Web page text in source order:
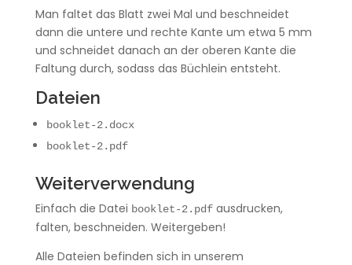
Man faltet das Blatt zwei Mal und beschneidet
dann die untere und rechte Kante um etwa 5 mm
und schneidet danach an der oberen Kante die
Faltung durch, sodass das Büchlein entsteht.
Dateien
booklet-2.docx
booklet-2.pdf
Weiterverwendung
Einfach die Datei booklet-2.pdfausdrucken,
falten, beschneiden. Weitergeben!
Alle Dateien befinden sich in unserem